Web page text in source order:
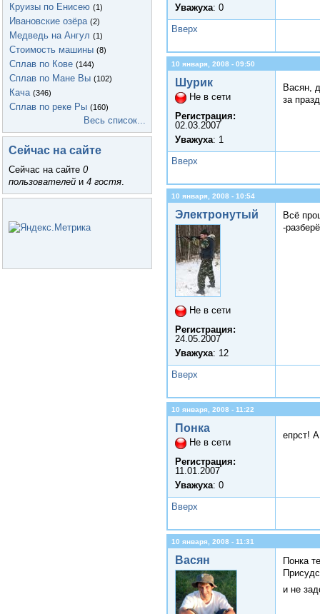
Круизы по Енисею (1)
Ивановские озёра (2)
Медведь на Ангул (1)
Стоимость машины (8)
Сплав по Кове (144)
Сплав по Мане Вы (102)
Кача (346)
Сплав по реке Ры (160)
Весь список...
Сейчас на сайте
Сейчас на сайте 0
пользователей и 4 гостя.
Уважуха: 0
Вверх
10 января, 2008 - 09:50
Шурик
Не в сети
Регистрация:
02.03.2007
Уважуха: 1
Васян,
за
Вверх
10 января, 2008 - 10:54
Электронутый
Не в сети
Регистрация:
24.05.2007
Уважуха: 12
Всё
-
Вверх
10 января, 2008 - 11:22
Понка
Не в сети
Регистрация:
11.01.2007
Уважуха: 0
епрст!
Вверх
10 января, 2008 - 11:31
Васян
Понка
и не